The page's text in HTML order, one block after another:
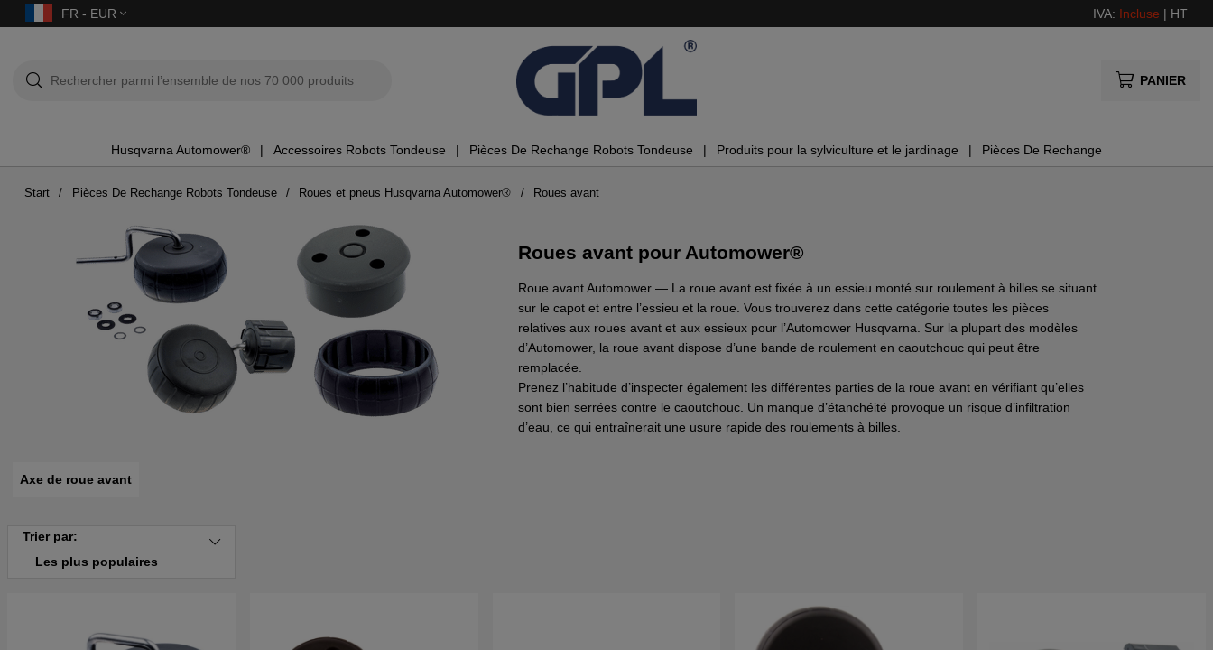
FR - EUR IVA: Incluse | HT
PANIER
Husqvarna Automower® Accessoires Robots Tondeuse Pièces De Rechange Robots Tondeuse Produits pour la sylviculture et le jardinage Pièces De Rechange
Start Pièces De Rechange Robots Tondeuse Roues et pneus Husqvarna Automower® Roues avant
Roues avant pour Automower®
Roue avant Automower — La roue avant est fixée à un essieu monté sur roulement à billes se situant
sur le capot et entre l’essieu et la roue. Vous trouverez dans cette catégorie toutes les pièces
relatives aux roues avant et aux essieux pour l’Automower Husqvarna. Sur la plupart des modèles
d’Automower, la roue avant dispose d’une bande de roulement en caoutchouc qui peut être
remplacée.
Prenez l’habitude d’inspecter également les différentes parties de la roue avant en vérifiant qu’elles
sont bien serrées contre le caoutchouc. Un manque d’étanchéité provoque un risque d’infiltration
d’eau, ce qui entraînerait une usure rapide des roulements à billes.
Axe de roue avant
Trier par:
Les plus populaires